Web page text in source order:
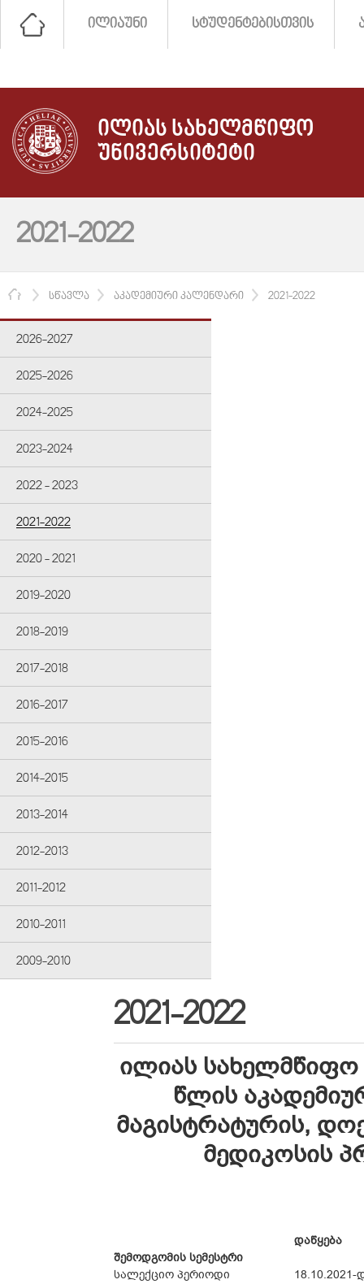
ᲘᲚᲘᲐᲣᲜᲘ ᲡᲢᲣᲓᲔᲜᲢᲔᲑᲘᲡᲗᲕᲘᲡ
ᲘᲚᲘᲐᲡ ᲡᲐᲮᲔᲚᲛᲬᲘᲤᲝ
ᲣᲜᲘᲕᲔᲠᲡᲘᲢᲔᲢᲘ
2021-2022
ᲛᲗᲐᲕᲐᲠᲘ
ᲡᲬᲐᲕᲚᲐ ᲐᲙᲐᲓᲔᲛᲘᲣᲠᲘ ᲙᲐᲚᲔᲜᲓᲐᲠᲘ 2021-2022
2026-2027
2025-2026
2024-2025
2023-2024
2022 - 2023
2021-2022
2020 - 2021
2019-2020
2018-2019
2017-2018
2016-2017
2015-2016
2014-2015
2013-2014
2012-2013
2011-2012
2010-2011
2009-2010
2021-2022
ილიას სახელმწიფო
წლის
მაგისტრატურის,
მედიკოსის
დაწყება
შემოდგომის სემესტრი
სალექციო პერიოდი
18.10.2021-